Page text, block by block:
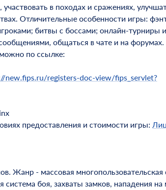
в походах и сражениях,
Отличительные особенности игры:
битвы с боссами; онлайн-турниры и
общаться в чате и на форумах.
по ссылке:
new.fips.ru/registers-doc-view/fips_servlet?
предоставления и стоимости игры:
Жанр - массовая многопользовательская
боя, захваты замков, нападения на